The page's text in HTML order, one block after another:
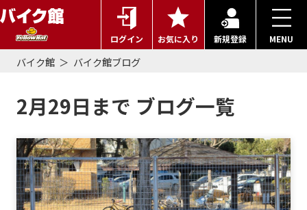
ログイン お気に入り 新規登録 MENU
バイク館 バイク館ブログ
2月29日まで ブログ一覧